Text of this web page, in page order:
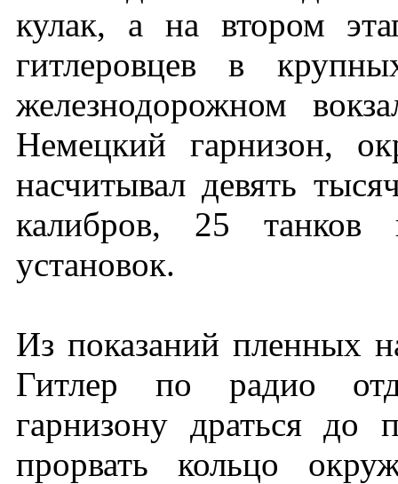
кулак, а на втором
гитлеровцев в
железнодорожном
Немецкий гарнизон,
насчитывал девять
калибров, 25 танков
установок.
Из показаний пленных
Гитлер по радио
гарнизону драться до
прорвать кольцо